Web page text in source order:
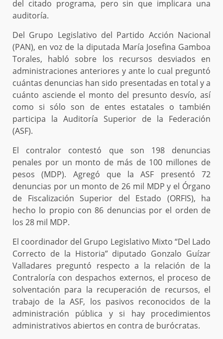
del citado programa, pero sin que implicara una
auditoría.
Del Grupo Legislativo del Partido Acción Nacional
(PAN), en voz de la diputada María Josefina Gamboa
Torales, habló sobre los recursos desviados en
administraciones anteriores y ante lo cual preguntó
cuántas denuncias han sido presentadas en total y a
cuánto asciende el monto del presunto desvío, así
como si sólo son de entes estatales o también
participa la Auditoría Superior de la Federación
(ASF).
El contralor contestó que son 198 denuncias
penales por un monto de más de 100 millones de
pesos (MDP). Agregó que la ASF presentó 72
denuncias por un monto de 26 mil MDP y el Órgano
de Fiscalización Superior del Estado (ORFIS), ha
hecho lo propio con 86 denuncias por el orden de
los 28 mil MDP.
El coordinador del Grupo Legislativo Mixto “Del Lado
Correcto de la Historia” diputado Gonzalo Guízar
Valladares preguntó respecto a la relación de la
Contraloría con despachos externos, el proceso de
solventación para la recuperación de recursos, el
trabajo de la ASF, los pasivos reconocidos de la
administración pública y si hay procedimientos
administrativos abiertos en contra de burócratas.